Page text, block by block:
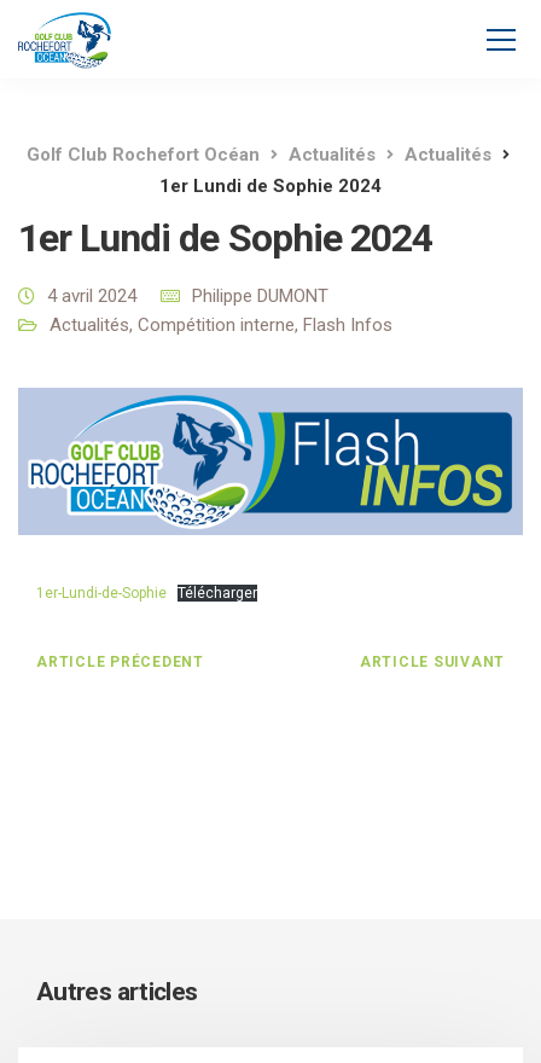
Golf Club Rochefort Océan Actualités
Actualités
1er Lundi de Sophie 2024
1er Lundi de Sophie 2024
4 avril 2024
Philippe DUMONT
Actualités, Compétition interne, Flash Infos
1er-Lundi-de-Sophie Télécharger
ARTICLE PRÉCEDENT ARTICLE SUIVANT
Autres articles